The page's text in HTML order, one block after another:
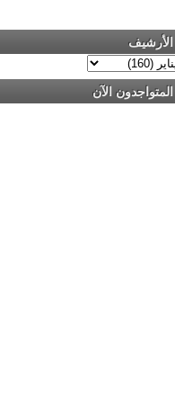
الأرشيف
المتواجدون الآن